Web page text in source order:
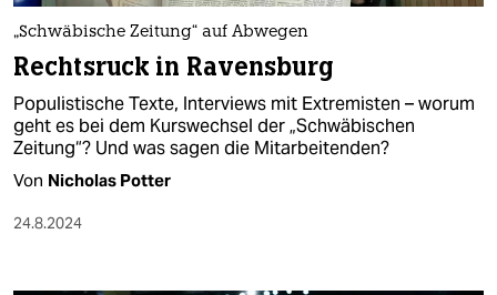
„Schwäbische Zeitung“ auf Abwegen
Rechtsruck in Ravensburg
Populistische Texte, Interviews mit Extremisten – worum
geht es bei dem Kurswechsel der „Schwäbischen
Zeitung“? Und was sagen die Mitarbeitenden?
Von Nicholas Potter
24.8.2024